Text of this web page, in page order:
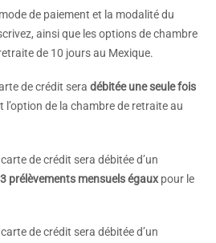
de paiement et la modalité du
ainsi que les options de chambre
de 10 jours au Mexique.
de crédit sera débitée une seule fois
l’option de la chambre de retraite au
de crédit sera débitée d’un
prélèvements mensuels égaux pour le
de crédit sera débitée d’un